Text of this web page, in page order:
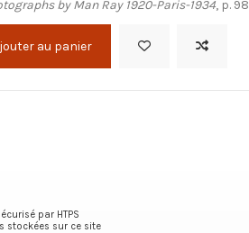
by Man Ray 1920-Paris-1934, p. 98
au panier
par HTPS
stockées sur ce site